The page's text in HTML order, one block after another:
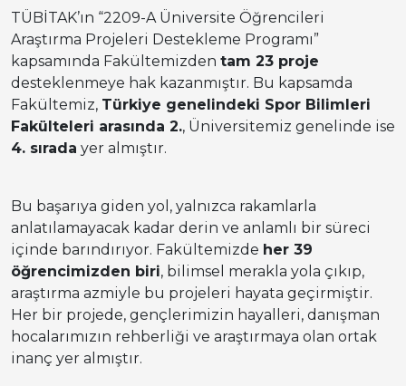
TÜBİTAK’ın “2209-A Üniversite Öğrencileri
Araştırma Projeleri Destekleme Programı”
kapsamında Fakültemizden tam 23 proje
desteklenmeye hak kazanmıştır. Bu kapsamda
Fakültemiz, Türkiye genelindeki Spor Bilimleri
Fakülteleri arasında 2., Üniversitemiz genelinde ise
4. sırada yer almıştır.
Bu başarıya giden yol, yalnızca rakamlarla
anlatılamayacak kadar derin ve anlamlı bir süreci
içinde barındırıyor. Fakültemizde her 39
öğrencimizden biri, bilimsel merakla yola çıkıp,
araştırma azmiyle bu projeleri hayata geçirmiştir.
Her bir projede, gençlerimizin hayalleri, danışman
hocalarımızın rehberliği ve araştırmaya olan ortak
inanç yer almıştır.